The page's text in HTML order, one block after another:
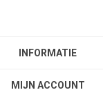
INFORMATIE
MIJN ACCOUNT